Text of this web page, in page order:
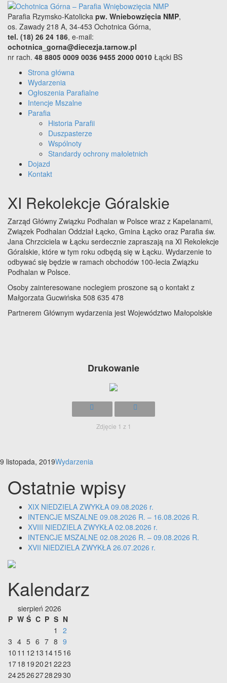
Parafia Rzymsko-Katolicka pw. Wniebowzięcia NMP,
os. Zawady 218 A, 34-453 Ochotnica Górna,
tel. (18) 26 24 186, e-mail:
ochotnica_gorna@diecezja.tarnow.pl
nr rach. 48 8805 0009 0036 9455 2000 0010 Łącki BS
Strona główna
Wydarzenia
Ogłoszenia Parafialne
Intencje Mszalne
Parafia
Historia Parafii
Duszpasterze
Wspólnoty
Standardy ochrony małoletnich
Dojazd
Kontakt
XI Rekolekcje Góralskie
Zarząd Główny Związku Podhalan w Polsce wraz z Kapelanami,
Związek Podhalan Oddział Łącko, Gmina Łącko oraz Parafia św.
Jana Chrzciciela w Łącku serdecznie zapraszają na XI Rekolekcje
Góralskie, które w tym roku odbędą się w Łącku. Wydarzenie to
odbywać się będzie w ramach obchodów 100-lecia Związku
Podhalan w Polsce.
Osoby zainteresowane noclegiem proszone są o kontakt z
Małgorzata Gucwińska 508 635 478
Partnerem Głównym wydarzenia jest Województwo Małopolskie
Drukowanie
Zdjęcie 1 z 1
9 listopada, 2019Wydarzenia
Ostatnie wpisy
XIX NIEDZIELA ZWYKŁA 09.08.2026 r.
INTENCJE MSZALNE 09.08.2026 R. – 16.08.2026 R.
XVIII NIEDZIELA ZWYKŁA 02.08.2026 r.
INTENCJE MSZALNE 02.08.2026 R. – 09.08.2026 R.
XVII NIEDZIELA ZWYKŁA 26.07.2026 r.
Kalendarz
sierpień 2026
P W Ś C P S N
1
2
3 4 5 6 7 8 9
10 11 12 13 141516
1718 192021 2223
24252627282930